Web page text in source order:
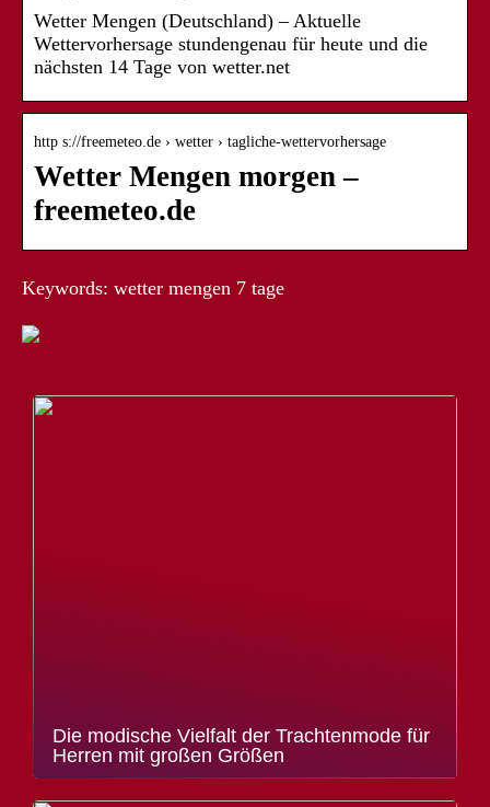
Wetter Mengen (Deutschland) – Aktuelle
Wettervorhersage stundengenau für heute und die
nächsten 14 Tage von wetter.net
http s://freemeteo.de › wetter › tagliche-wettervorhersage
Wetter Mengen morgen –
freemeteo.de
Keywords: wetter mengen 7 tage
Die modische Vielfalt der Trachtenmode für
Herren mit großen Größen